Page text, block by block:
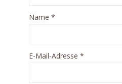
Name *
E-Mail-Adresse *